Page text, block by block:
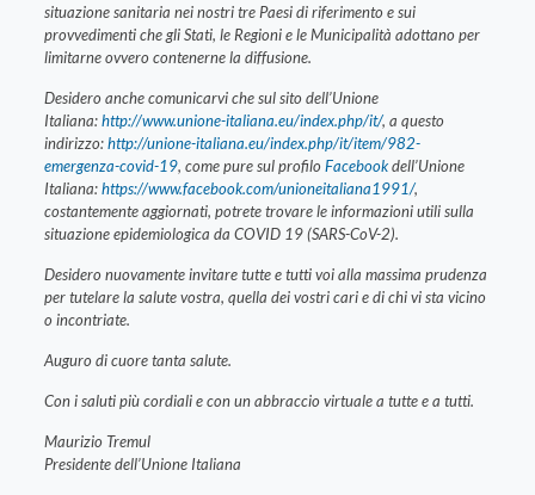
situazione sanitaria nei nostri tre Paesi di riferimento e sui
provvedimenti che gli Stati, le Regioni e le Municipalità adottano per
limitarne ovvero contenerne la diffusione.
Desidero anche comunicarvi che sul sito dell’Unione
Italiana:http://www.unione-italiana.eu/index.php/it/, a questo
indirizzo:http://unione-italiana.eu/index.php/it/item/982-
emergenza-covid-19, come pure sul profilo Facebookdell’Unione
Italiana:https://www.facebook.com/unioneitaliana1991/,
costantemente aggiornati, potrete trovare le informazioni utili sulla
situazione epidemiologica da COVID 19 (SARS-CoV-2).
Desidero nuovamente invitare tutte e tutti voi alla massima prudenza
per tutelare la salute vostra, quella dei vostri cari e di chi vi sta vicino
o incontriate.
Auguro di cuore tanta salute.
Con i saluti più cordiali e con un abbraccio virtuale a tutte e a tutti.
Maurizio Tremul
Presidente dell’Unione Italiana